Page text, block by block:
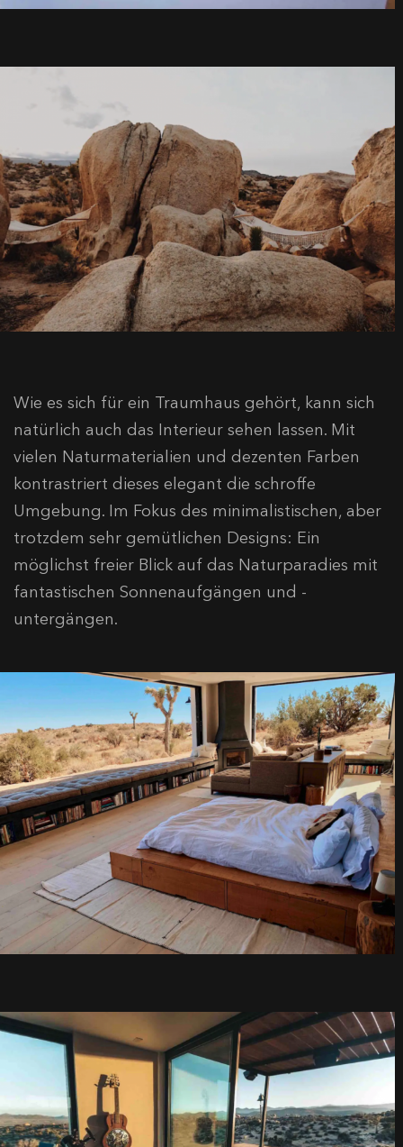
Wie es sich für ein Traumhaus gehört, kann sich
natürlich auch das Interieur sehen lassen. Mit
vielen Naturmaterialien und dezenten Farben
kontrastriert dieses elegant die schroffe
Umgebung. Im Fokus des minimalistischen, aber
trotzdem sehr gemütlichen Designs: Ein
möglichst freier Blick auf das Naturparadies mit
fantastischen Sonnenaufgängen und -
untergängen.